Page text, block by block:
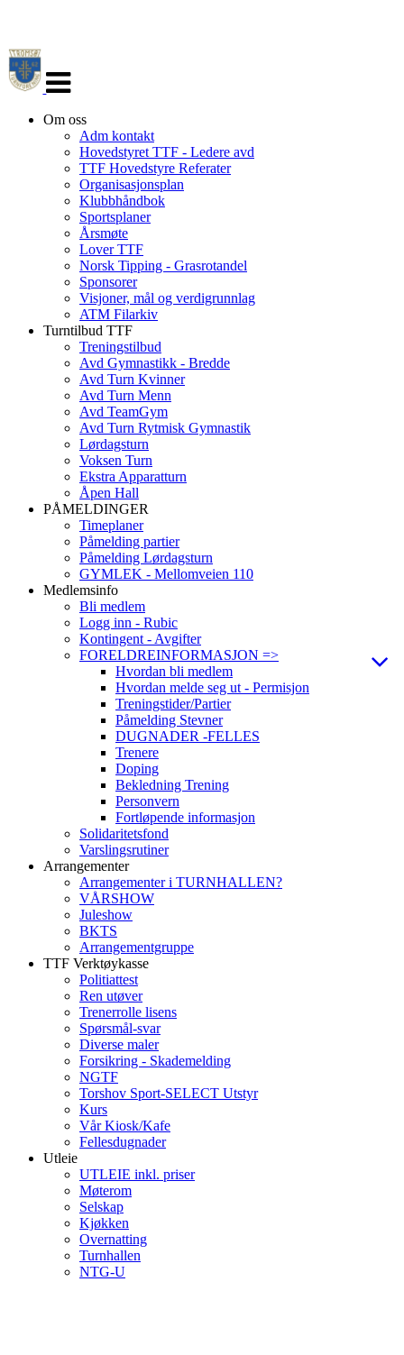
navigasjon
Om oss
Adm kontakt
Hovedstyret TTF - Ledere avd
TTF Hovedstyre Referater
Organisasjonsplan
Klubbhåndbok
Sportsplaner
Årsmøte
Lover TTF
Norsk Tipping - Grasrotandel
Sponsorer
Visjoner, mål og verdigrunnlag
ATM Filarkiv
Turntilbud TTF
Treningstilbud
Avd Gymnastikk - Bredde
Avd Turn Kvinner
Avd Turn Menn
Avd TeamGym
Avd Turn Rytmisk Gymnastik
Lørdagsturn
Voksen Turn
Ekstra Apparatturn
Åpen Hall
PÅMELDINGER
Timeplaner
Påmelding partier
Påmelding Lørdagsturn
GYMLEK - Mellomveien 110
Medlemsinfo
Bli medlem
Logg inn - Rubic
Kontingent - Avgifter
FORELDREINFORMASJON =>
Hvordan bli medlem
Hvordan melde seg ut - Permisjon
Treningstider/Partier
Påmelding Stevner
DUGNADER -FELLES
Trenere
Doping
Bekledning Trening
Personvern
Fortløpende informasjon
Solidaritetsfond
Varslingsrutiner
Arrangementer
Arrangementer i TURNHALLEN?
VÅRSHOW
Juleshow
BKTS
Arrangementgruppe
TTF Verktøykasse
Politiattest
Ren utøver
Trenerrolle lisens
Spørsmål-svar
Diverse maler
Forsikring - Skademelding
NGTF
Torshov Sport-SELECT Utstyr
Kurs
Vår Kiosk/Kafe
Fellesdugnader
Utleie
UTLEIE inkl. priser
Møterom
Selskap
Kjøkken
Overnatting
Turnhallen
NTG-U